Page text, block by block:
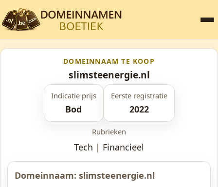
DOMEINNAAM TE KOOP
slimsteenergie.nl
Indicatie prijs
Bod
Eerste registratie
2022
Rubrieken
Tech | Financieel
Domeinnaam: slimsteenergie.nl